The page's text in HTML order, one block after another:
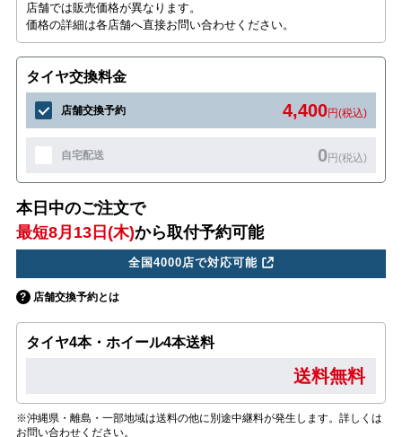
店舗では販売価格が異なります。
価格の詳細は各店舗へ直接お問い合わせください。
タイヤ交換料金
店舗交換予約 4,400円(税込)
自宅配送 0円(税込)
本日中のご注文で
最短8月13日(木)から取付予約可能
全国4000店で対応可能
店舗交換予約とは
タイヤ4本・ホイール4本送料
送料無料
※沖縄県・離島・一部地域は送料の他に別途中継料が発生します。詳しくは
お問い合わせください。